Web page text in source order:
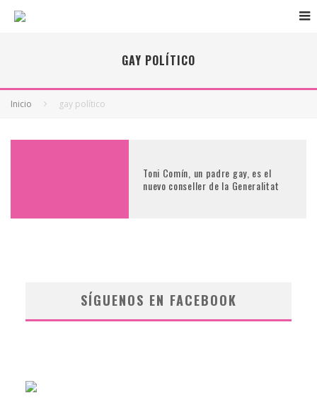
GAY POLÍTICO
Inicio gay político
Toni Comín, un padre gay, es el
nuevo conseller de la Generalitat
SÍGUENOS EN FACEBOOK